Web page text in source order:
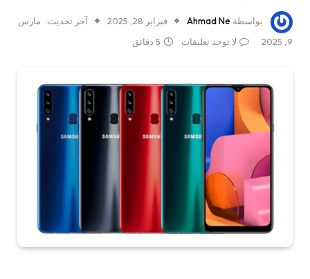
بواسطة Ahmad Ne فبراير 28, 2025 آخر تحديث: مارس
9, 2025
لا توجد تعليقات 5 دقائق